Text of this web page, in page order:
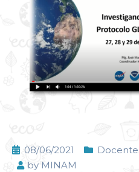
08/06/2021
by MINAM